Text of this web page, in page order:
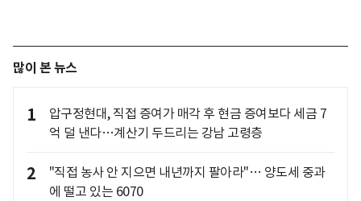
많이 본 뉴스
1
압구정현대, 직접 증여가 매각 후 현금 증여보다 세금 7
억 덜 낸다…계산기 두드리는 강남 고령층
2
"직접 농사 안 지으면 내년까지 팔아라"… 양도세 중과
에 떨고 있는 6070